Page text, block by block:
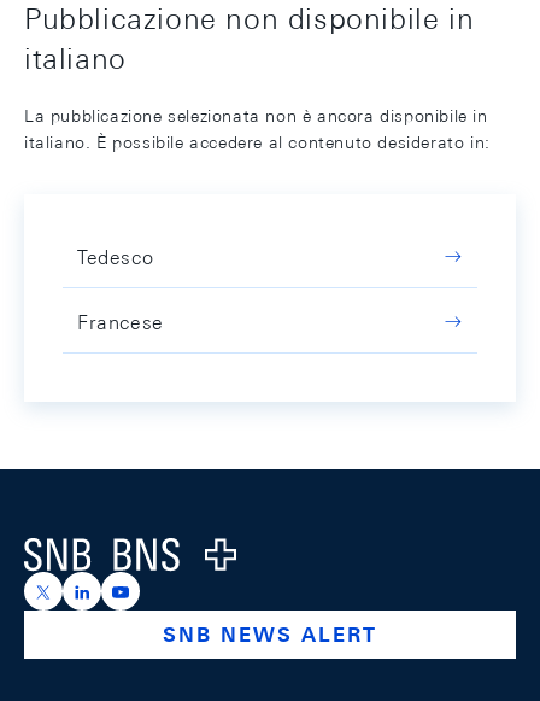
Pubblicazione non disponibile in
italiano
La pubblicazione selezionata non è ancora disponibile in
italiano. È possibile accedere al contenuto desiderato in:
Tedesco
Francese
Logo
https://x.com/snb_bns
https://ch.linkedin.com/company/swiss-national-
https://www.youtube.com/@swissnationalbank
SNB NEWS ALERT